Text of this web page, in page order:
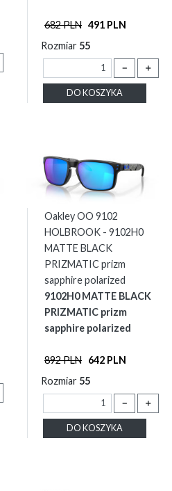
682 PLN 491 PLN
Rozmiar 55
－ ＋
DO KOSZYKA
Oakley OO 9102
HOLBROOK - 9102H0
MATTE BLACK
PRIZMATIC prizm
sapphire polarized
9102H0 MATTE BLACK
PRIZMATIC prizm
sapphire polarized
892 PLN 642 PLN
Rozmiar 55
－ ＋
DO KOSZYKA